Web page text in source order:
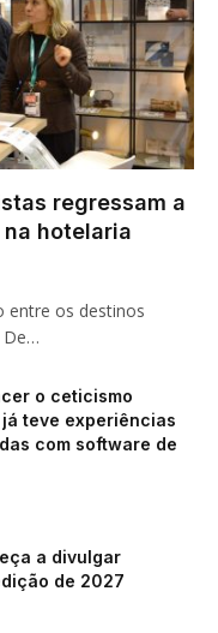
regressam a
hotelaria
entre os destinos
De…
o ceticismo
teve experiências
com software de
a divulgar
de 2027